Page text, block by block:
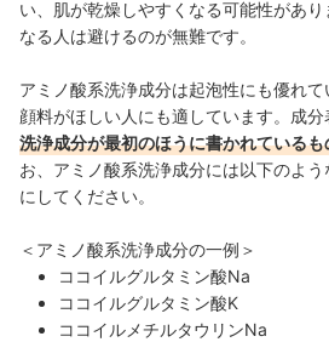
い、肌が乾燥しやすくなる可能性があ
なる人は避けるのが無難です。
アミノ酸系洗浄成分は起泡性にも優れ
顔料がほしい人にも適しています。成分
洗浄成分が最初のほうに書かれているも
お、アミノ酸系洗浄成分には以下のよ
にしてください。
＜アミノ酸系洗浄成分の一例＞
ココイルグルタミン酸Na
ココイルグルタミン酸K
ココイルメチルタウリンNa